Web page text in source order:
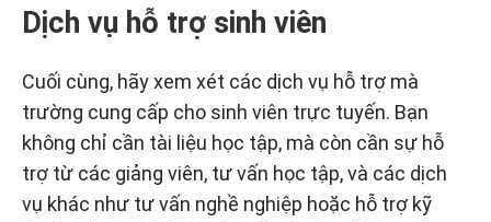
Dịch vụ hỗ trợ sinh viên
Cuối cùng, hãy xem xét các dịch vụ hỗ trợ mà
trường cung cấp cho sinh viên trực tuyến. Bạn
không chỉ cần tài liệu học tập, mà còn cần sự hỗ
trợ từ các giảng viên, tư vấn học tập, và các dịch
vụ khác như tư vấn nghề nghiệp hoặc hỗ trợ kỹ